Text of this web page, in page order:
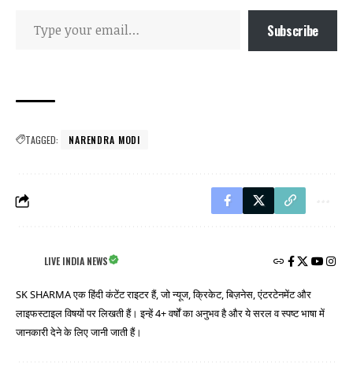
Subscribe
TAGGED: NARENDRA MODI
LIVE INDIA NEWS
SK SHARMA एक हिंदी कंटेंट राइटर हैं, जो न्यूज, क्रिकेट, बिज़नेस, एंटरटेनमेंट और
लाइफस्टाइल विषयों पर लिखती हैं। इन्हें 4+ वर्षों का अनुभव है और ये सरल व स्पष्ट भाषा में
जानकारी देने के लिए जानी जाती हैं।